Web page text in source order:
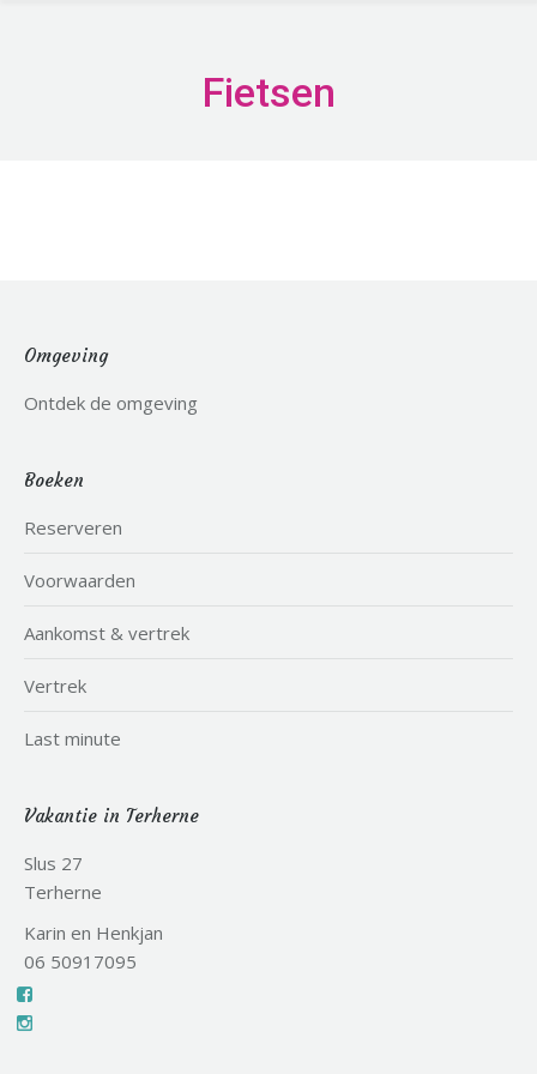
Fietsen
Omgeving
Ontdek de omgeving
Boeken
Reserveren
Voorwaarden
Aankomst & vertrek
Vertrek
Last minute
Vakantie in Terherne
Slus 27
Terherne
Karin en Henkjan
06 50917095